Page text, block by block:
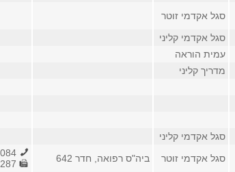
סגל אקדמי זוטר
סגל אקדמי קליני
עמית הוראה
מדריך קליני
סגל אקדמי קליני
סגל אקדמי זוטר ביה"ס רפואה, חדר 642